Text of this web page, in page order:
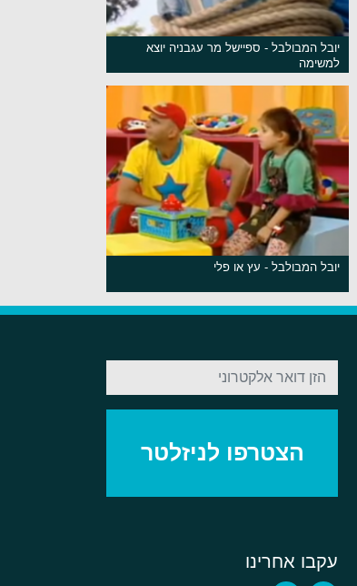
יובל המבולבל - ספיישל מר עגבניה יוצא
למשימה
יובל המבולבל - עץ או פלי
עקבו אחרינו